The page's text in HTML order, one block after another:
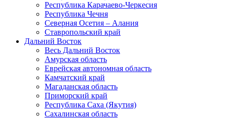
Республика Карачаево-Черкесия
Республика Чечня
Северная Осетия – Алания
Ставропольский край
Дальний Восток
Весь Дальний Восток
Амурская область
Еврейская автономная область
Камчатский край
Магаданская область
Приморский край
Республика Саха (Якутия)
Сахалинская область